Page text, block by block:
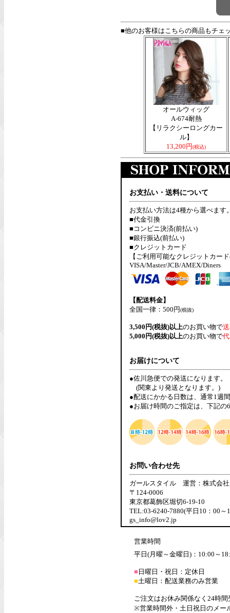
■他のお客様はこちらの商品もチェ
オールウィッグ
A-674耐熱
【リラクシーロングカー
ル】
13,200円(税込)
お支払い・送料について
お支払い方法は4種から選べます
■代金引換
■コンビニ決済(前払い)
■銀行振込(前払い)
■クレジットカード
【ご利用可能なクレジットカー
VISA/Master/JCB/AMEX/Diners
【配送料金】
全国一律：500円(税抜)
3,500円(税抜)以上のお買い物で
5,000円(税抜)以上のお買い物で
お届けについて
●佐川急便での発送になります。
(関東より発送となります。)
●配送にかかる日数は、通常1週
●お届け時間のご指定は、下記
お問い合わせ先
ガールスタイル 運営：株式会
〒124-0006
東京都葛飾区堀切6-19-10
TEL:03-6240-7880(平日10：00～
gs_info@lov2.jp
営業時間
平日(月曜～金曜日)：10:00～
■ 日曜日・祝日：定休日
■土曜日：配送業務のみ営業
ご注文はお休み関係なく24時
※営業時間外・土日祝日のメー